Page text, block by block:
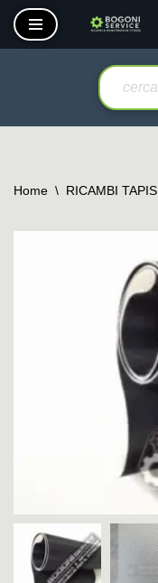
Vai
Home \ RICAMBI